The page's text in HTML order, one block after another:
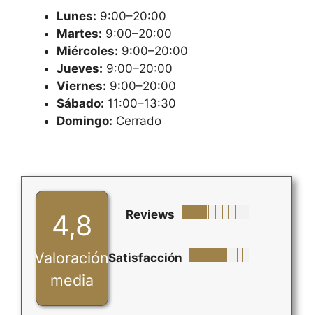
Lunes: 9:00–20:00
Martes: 9:00–20:00
Miércoles: 9:00–20:00
Jueves: 9:00–20:00
Viernes: 9:00–20:00
Sábado: 11:00–13:30
Domingo: Cerrado
4,8
Valoración
media
Reviews
Satisfacción